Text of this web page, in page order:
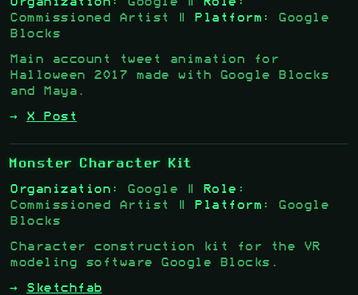
Commissioned Artist |
Platform:
Google
Blocks
Main account tweet animation for
Halloween 2017 made with Google Blocks
and Maya.
→
X Post
Monster Character Kit
Organization:
Google |
Role:
Commissioned Artist |
Platform:
Google
Blocks
Character construction kit for the VR
modeling software Google Blocks.
→
Sketchfab